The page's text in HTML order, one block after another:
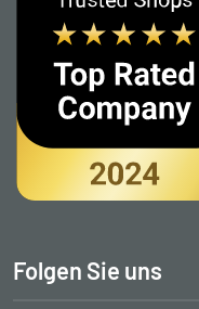
Folgen Sie uns